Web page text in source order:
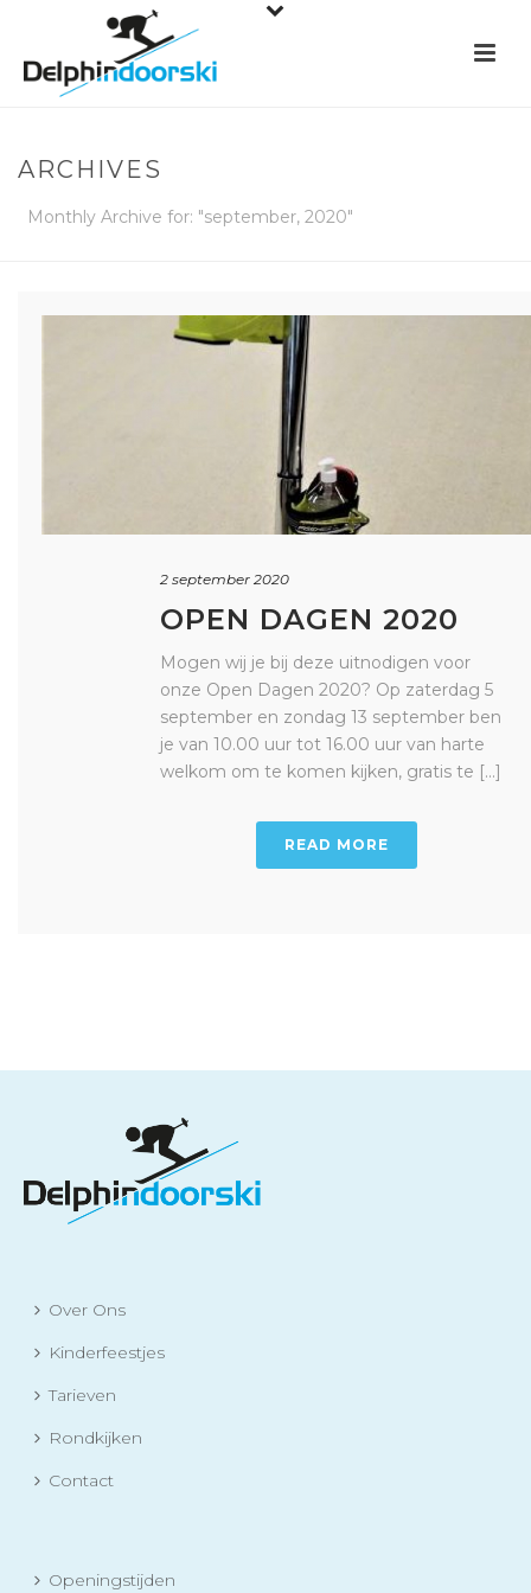
ARCHIVES
Monthly Archive for: "september, 2020"
2 september 2020
OPEN DAGEN 2020
Mogen wij je bij deze uitnodigen voor
onze Open Dagen 2020? Op zaterdag 5
september en zondag 13 september ben
je van 10.00 uur tot 16.00 uur van harte
welkom om te komen kijken, gratis te [...]
READ MORE
Over Ons
Kinderfeestjes
Tarieven
Rondkijken
Contact
Openingstijden